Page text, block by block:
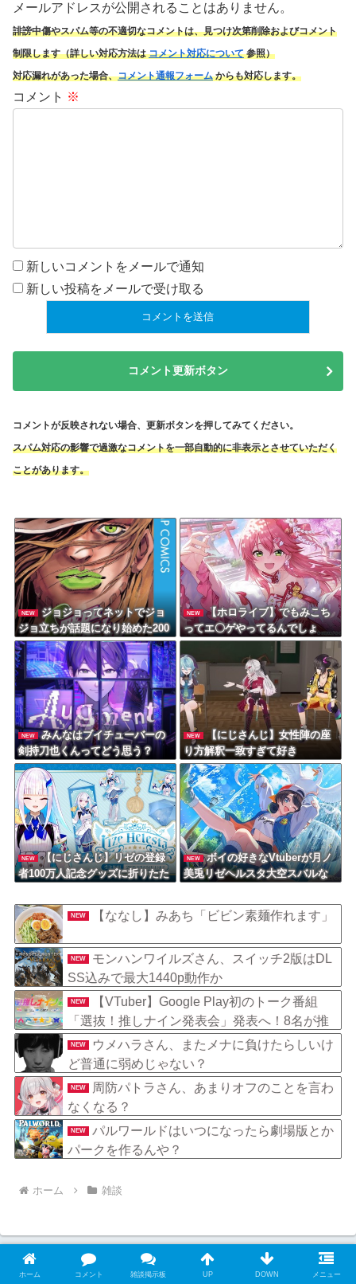
メールアドレスが公開されることはありません。
誹謗中傷やスパム等の不適切なコメントは、見つけ次第削除およびコメント
制限します（詳しい対応方法はコメント対応について参照）
対応漏れがあった場合、コメント通報フォームからも対応します。
コメント ※
新しいコメントをメールで通知
新しい投稿をメールで受け取る
コメント更新ボタン
コメントが反映されない場合、更新ボタンを押してみてください。
スパム対応の影響で過激なコメントを一部自動的に非表示とさせていただく
ことがあります。
NEW
ジョジョってネットでジョ
ジョ立ちが話題になり始めた200
0年代初頭くらいから急にすげえ
人気作品扱いになったよな
NEW
【ホロライブ】でもみこち
ってエ〇ゲやってるんでしょ
（エ〇ゲ誤起動事件）「フワモ
コはやってそう、みこちは・・
忙しくて無理だろう」
NEW
みんなはブイチューバーの
剣持刀也くんってどう思う？
NEW
【にじさんじ】女性陣の座
り方解釈一致すぎて好き
NEW
【にじさんじ】リゼの登録
者100万人記念グッズに折りたた
降りそう』
NEW
ボイの好きなVtuberが月ノ
美兎リゼヘルスタ大空スバルな
NEW 【ななし】みあち「ビビン素麺作れます」
NEW
モンハンワイルズさん、スイッチ2版はDL
SS込みで最大1440p動作か
NEW
【VTuber】Google Play初のトーク番組
「選抜！推しナイン発表会」発表へ！8名が推
しキャラクターの魅力を語り合う【8/6(木)18:0
0】
NEW
ウメハラさん、またメナに負けたらしいけ
ど普通に弱めじゃない？
NEW
周防パトラさん、あまりオフのことを言わ
なくなる？
NEW
パルワールドはいつになったら劇場版とか
パークを作るんや？
ホーム 雑談
ホーム コメント 雑談掲示板 UP DOWN メニュー